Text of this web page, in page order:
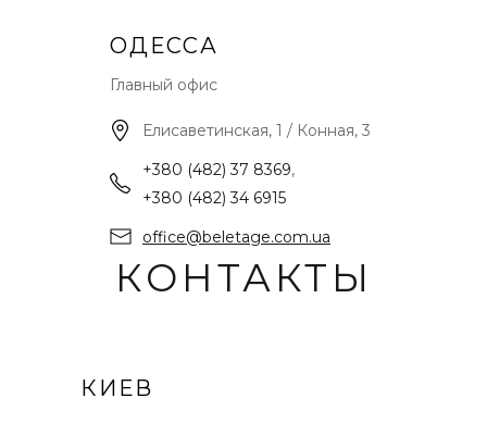
ОДЕССА
Главный офис
Елисаветинская, 1 / Конная, 3
+380 (482) 37 8369,
+380 (482) 34 6915
office@beletage.com.ua
КОНТАКТЫ
КИЕВ